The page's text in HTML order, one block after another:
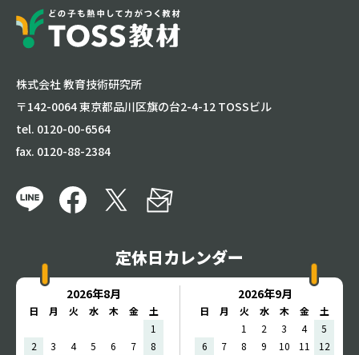
株式会社 教育技術研究所
〒142-0064 東京都品川区旗の台2-4-12 TOSSビル
tel. 0120-00-6564
fax. 0120-88-2384
定休日カレンダー
2026年8月
日 月 火 水 木 金
土
1
2
3 4 5 6 7
8
2026年9月
日 月 火 水 木 金
土
1
2 3 4
5
6
7 8 9 10 11
12